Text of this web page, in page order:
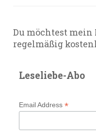
Du möchtest mein
regelmäßig
Leseliebe-Abo
Email Address *